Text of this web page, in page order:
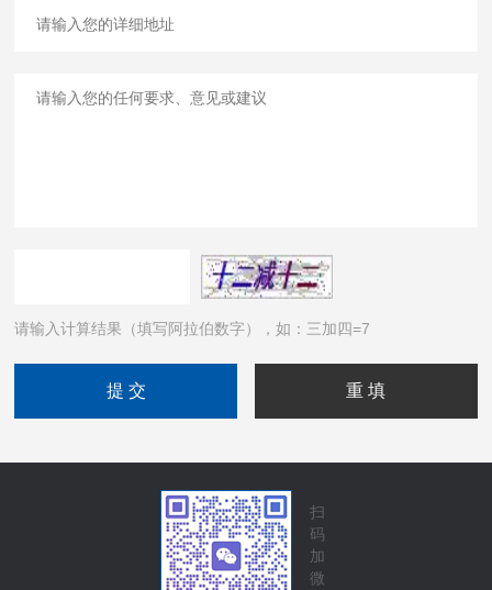
请输入计算结果（填写阿拉伯数字），如：三加四=7
扫
码
加
微